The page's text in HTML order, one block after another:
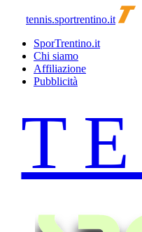
tennis.sportrentino.it
SporTrentino.it
Chi siamo
Affiliazione
Pubblicità